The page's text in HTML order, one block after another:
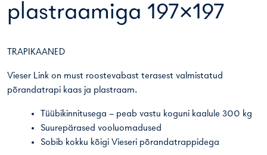
plastraamiga 197×197
TRAPIKAANED
Vieser Link on must roostevabast terasest valmistatud
põrandatrapi kaas ja plastraam.
Tüübikinnitusega – peab vastu koguni kaalule 300 kg
Suurepärased vooluomadused
Sobib kokku kõigi Vieseri põrandatrappidega